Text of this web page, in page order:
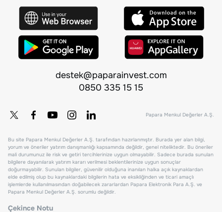
destek@paparainvest.com
0850 335 15 15
Papara Menkul Değerler A.Ş.
Bu site Papara Menkul Değerler A.Ş. tarafından hazırlanmıştır. Burada yer alan bilgi,
yorum ve öneriler yatırım danışmanlığı kapsamında değildir, genel niteliktedir. Bu öneriler
mali durumunuz ile risk ve getiri tercihlerinize uygun olmayabilir. Sadece burada sunulan
bilgilere dayanılarak yatırım kararı verilmesi beklentilerinize uygun sonuçlar
doğurmayabilir. Sunulan bilgiler, güvenilir olduğuna inanılan halka açık kaynaklardan
elde edilmiş olup bu kaynaklardaki bilgilerin hata ve eksikliğinden ve ticari amaçlı
işlemlerde kullanılmasından doğabilecek zararlardan Papara Elektronik Para A.Ş. ve
Papara Menkul Değerler A.Ş. sorumlu değildir.
Çekince Notu